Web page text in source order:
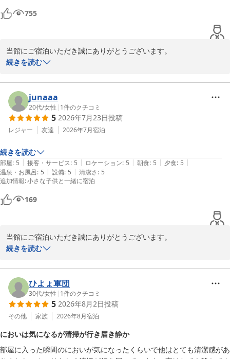
755
当館にご宿泊いただき誠にありがとうございます。
お母様のご滞在が快適でなかった点、大変心苦しく思います。ご指
て今後の参考にさせていただきます。
また、ペット同伴の方々にもご満足いただける環境を整えてまいり
ます。
今後ともお客様の声を大切に、より良い施設作りに努めてまいりま
す。
南紀白浜とれとれヴィレッジ
2026-06-24
続きを読む
junaaa
20代/女性 | 1件のクチコミ
5 2026年7月23日投稿
レジャー 友達 2026年7月宿泊
続きを読む
部屋: 5 | 接客・サービス: 5 | ロケーション: 5 | 朝食: 5 | 夕食: 5 |
温泉・お風呂: 5 | 設備: 5 | 清潔さ: 5
追加情報:小さな子供と一緒に宿泊
169
当館にご宿泊いただき誠にありがとうございます。
お客様皆様方にご満足いただけますようこれからも精進いたしま
またもご来館をお待ちしております。
南紀白浜とれとれヴィレッジ
2026-08-01
続きを読む
ひよょ軍団
30代/女性 | 1件のクチコミ
5 2026年8月2日投稿
その他 家族 2026年8月宿泊
においは気になるが清掃が行き届き静か
部屋に入った瞬間のにおいが気になったくらいで他はとても清潔感があ